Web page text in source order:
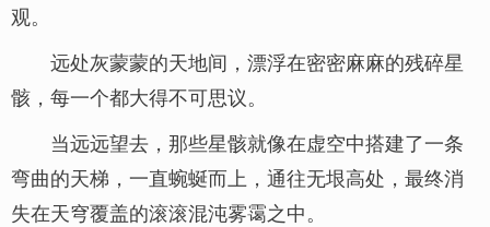
观。
远处灰蒙蒙的天地间，漂浮在密密麻麻的残碎星
骸，每一个都大得不可思议。
当远远望去，那些星骸就像在虚空中搭建了一条
弯曲的天梯，一直蜿蜒而上，通往无垠高处，最终消
失在天穹覆盖的滚滚混沌雾霭之中。